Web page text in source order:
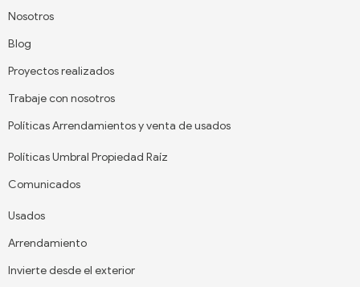
Nosotros
Blog
Proyectos realizados
Trabaje con nosotros
Políticas Arrendamientos y venta de usados
Políticas Umbral Propiedad Raíz
Comunicados
Usados
Arrendamiento
Invierte desde el exterior